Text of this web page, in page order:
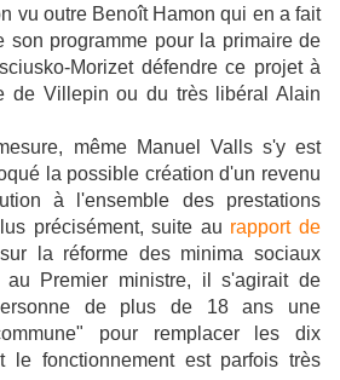
vu outre Benoît Hamon qui en a fait
son programme pour la primaire de
Morizet défendre ce projet à
de Villepin ou du très libéral Alain
même Manuel Valls s'y est
la possible création d'un revenu
à l'ensemble des prestations
précisément, suite au rapport de
la réforme des minima sociaux
Premier ministre, il s'agirait de
de plus de 18 ans une
pour remplacer les dix
le fonctionnement est parfois très